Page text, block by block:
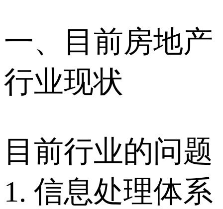
一、目前房地产
行业现状
目前行业的问题
1. 信息处理体系